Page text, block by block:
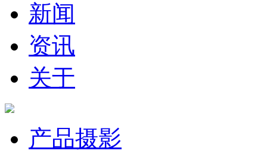
新闻
资讯
关于
产品摄影